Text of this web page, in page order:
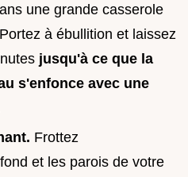
une grande casserole
à ébullition et laissez
jusqu'à ce que la
s'enfonce avec une
Frottez
et les parois de votre